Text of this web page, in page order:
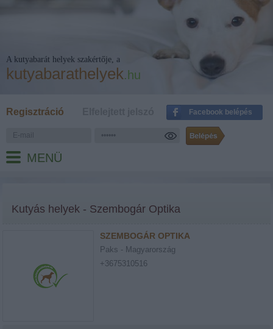
A kutyabarát helyek szakértője, a
kutyabarathelyek.hu
Regisztráció Facebook belépés
MENÜ
Kutyás helyek - Szembogár Optika
SZEMBOGÁR OPTIKA
Paks - Magyarország
+3675310516